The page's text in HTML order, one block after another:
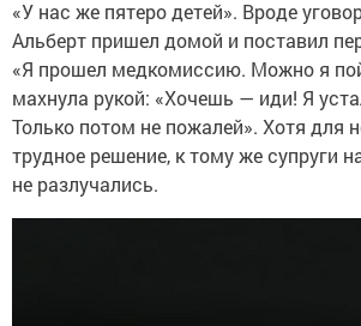
«У нас же пятеро детей». Вроде
Альберт пришел домой и поставил
«Я прошел медкомиссию. Можно я
махнула рукой: «Хочешь — иди! Я
Только потом не пожалей». Хотя для
трудное решение, к тому же супруги
не разлучались.